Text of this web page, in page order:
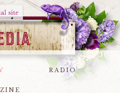
RADIO